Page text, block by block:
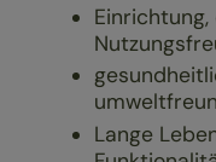
Lange